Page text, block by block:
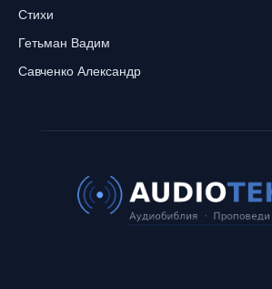
Стихи
Гетьман Вадим
Савченко Александр